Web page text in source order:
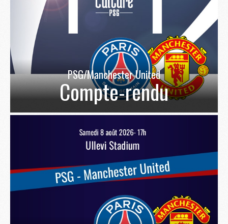
PSG/Manchester United
Compte-rendu